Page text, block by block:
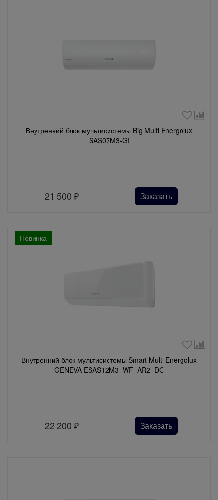
Внутренний блок мультисистемы Big Multi Energolux
SAS07M3-GI
21 500₽ Заказать
Новинка
Внутренний блок мультисистемы Smart Multi Energolux
GENEVA ESAS12M3_WF_AR2_DC
22 200₽ Заказать